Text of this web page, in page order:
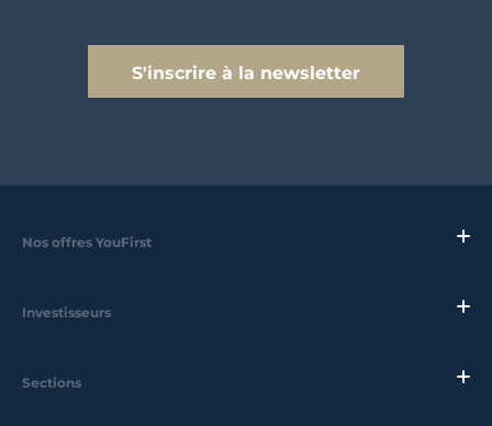
S'inscrire à la newsletter
Nos offres YouFirst
Investisseurs
Sections